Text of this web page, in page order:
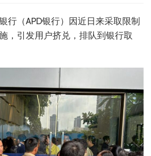
行（APD银行）因近日来采取限制
，引发用户挤兑，排队到银行取